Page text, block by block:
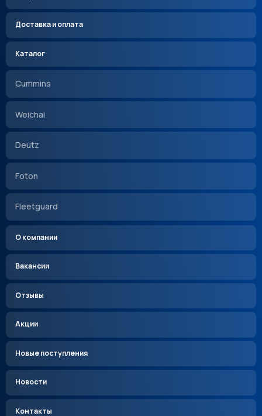
Доставка и оплата
Каталог
Cummins
Weichai
Deutz
Foton
Fleetguard
О компании
Вакансии
Отзывы
Акции
Новые поступления
Новости
Контакты